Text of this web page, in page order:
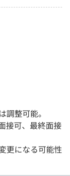
整可能。
接可、最終面接
更になる可能性